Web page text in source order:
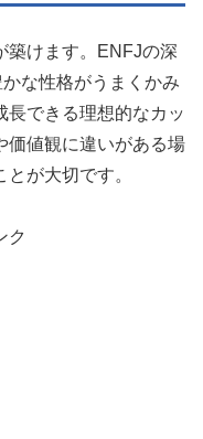
築けます。ENFJの深
な性格がうまくかみ
長できる理想的なカッ
価値観に違いがある場
が大切です。
ク